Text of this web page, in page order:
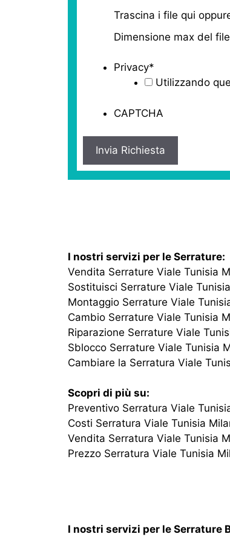
Trascina i file qui
Dimensione max del
Privacy*
Utilizzando
CAPTCHA
I nostri servizi per le Serrature:
Vendita Serrature Viale Tunisia
Sostituisci Serrature Viale
Montaggio Serrature Viale
Cambio Serrature Viale Tunisia
Riparazione Serrature Viale
Sblocco Serrature Viale Tunisia
Cambiare la Serratura Viale
Scopri di più su:
Preventivo Serratura Viale
Costi Serratura Viale Tunisia
Vendita Serratura Viale Tunisia
Prezzo Serratura Viale Tunisia
I nostri servizi per le Serrature